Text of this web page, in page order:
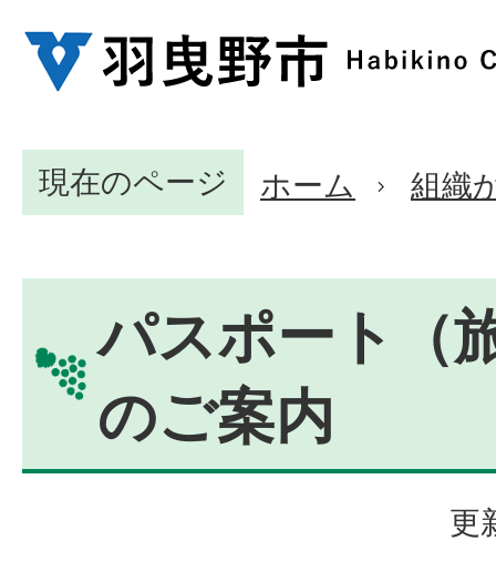
現在のページ ホーム 組織
パスポート（
のご案内
更